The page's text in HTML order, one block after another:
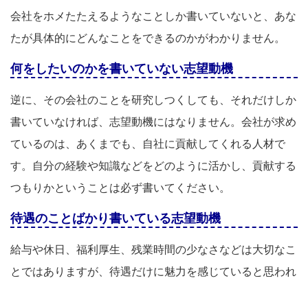
会社をホメたたえるようなことしか書いていないと、あな
たが具体的にどんなことをできるのかがわかりません。
何をしたいのかを書いていない志望動機
逆に、その会社のことを研究しつくしても、それだけしか
書いていなければ、志望動機にはなりません。会社が求め
ているのは、あくまでも、自社に貢献してくれる人材で
す。自分の経験や知識などをどのように活かし、貢献する
つもりかということは必ず書いてください。
待遇のことばかり書いている志望動機
給与や休日、福利厚生、残業時間の少なさなどは大切なこ
とではありますが、待遇だけに魅力を感じていると思われ